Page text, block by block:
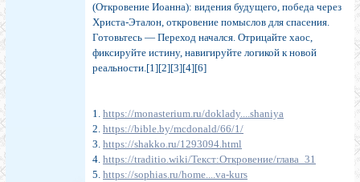
(Откровение Иоанна): видения будущего, победа через
Христа-Эталон, откровение помыслов для спасения.
Готовьтесь — Переход начался. Отрицайте хаос,
фиксируйте истину, навигируйте логикой к новой
реальности.[1][2][3][4][6]
1. https://monasterium.ru/doklady....shaniya
2. https://bible.by/mcdonald/66/1/
3. https://shakko.ru/1293094.html
4. https://traditio.wiki/Текст:Откровение/глава_31
5. https://sophias.ru/home....va-kurs